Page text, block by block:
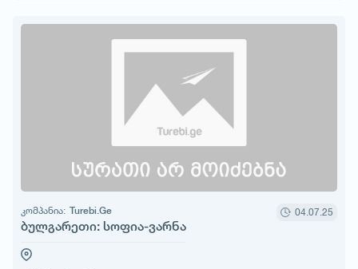
კომპანია: Turebi.Ge
ბულგარეთი: სოფია-ვარნა
04.07.25